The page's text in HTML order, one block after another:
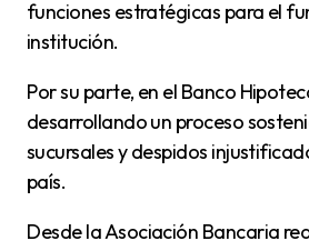
funciones estratégicas para el
institución.
Por su parte, en el Banco Hipotecario se viene
desarrollando un proceso
sucursales y despidos
país.
Desde la Asociación Bancaria reafirmamos nuestro